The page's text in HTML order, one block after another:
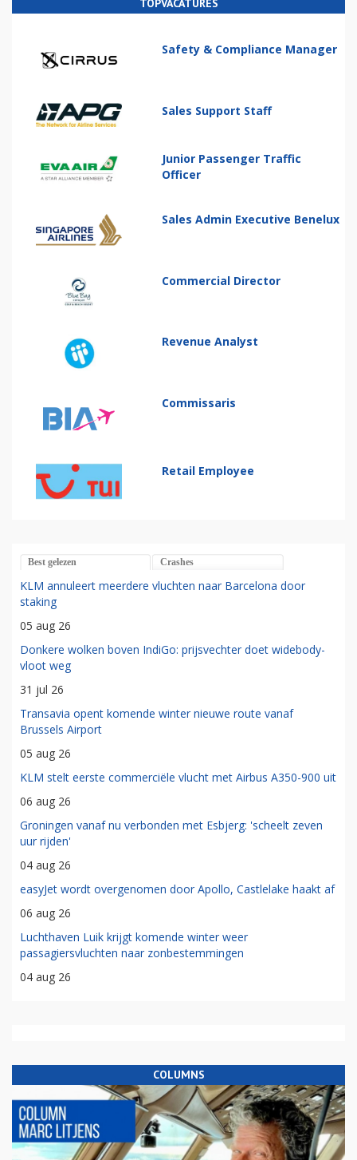
TOPVACATURES
Safety & Compliance Manager
Sales Support Staff
Junior Passenger Traffic
Officer
Sales Admin Executive Benelux
Commercial Director
Revenue Analyst
Commissaris
Retail Employee
Best gelezen Crashes
KLM annuleert meerdere vluchten naar Barcelona door
staking
05 aug 26
Donkere wolken boven IndiGo: prijsvechter doet widebody-
vloot weg
31 jul 26
Transavia opent komende winter nieuwe route vanaf
Brussels Airport
05 aug 26
KLM stelt eerste commerciële vlucht met Airbus A350-900 uit
06 aug 26
Groningen vanaf nu verbonden met Esbjerg: 'scheelt zeven
uur rijden'
04 aug 26
easyJet wordt overgenomen door Apollo, Castlelake haakt af
06 aug 26
Luchthaven Luik krijgt komende winter weer
passagiersvluchten naar zonbestemmingen
04 aug 26
COLUMNS